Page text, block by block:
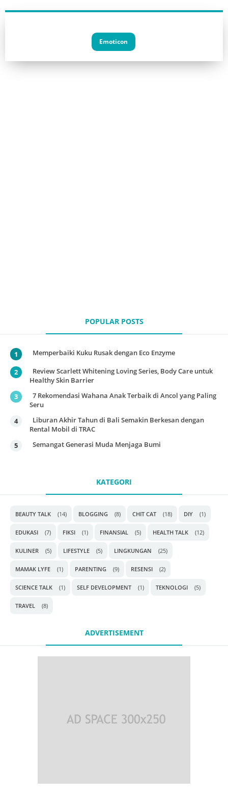
Emoticon
POPULAR POSTS
Memperbaiki Kuku Rusak dengan Eco Enzyme
Review Scarlett Whitening Loving Series, Body Care untuk
Healthy Skin Barrier
7 Rekomendasi Wahana Anak Terbaik di Ancol yang Paling
Seru
Liburan Akhir Tahun di Bali Semakin Berkesan dengan
Rental Mobil di TRAC
Semangat Generasi Muda Menjaga Bumi
KATEGORI
BEAUTY TALK (14) BLOGGING (8) CHIT CAT (18) DIY (1)
EDUKASI (7) FIKSI (1) FINANSIAL (5) HEALTH TALK (12)
KULINER (5) LIFESTYLE (5) LINGKUNGAN (25)
MAMAK LYFE (1) PARENTING (9) RESENSI (2)
SCIENCE TALK (1) SELF DEVELOPMENT (1) TEKNOLOGI (5)
TRAVEL (8)
ADVERTISEMENT